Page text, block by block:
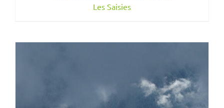
Les Saisies